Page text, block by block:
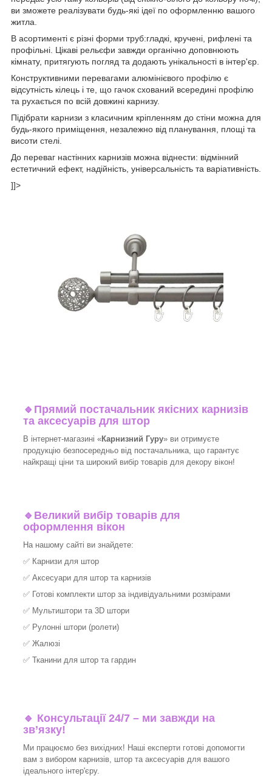
ви зможете реалізувати будь-які ідеї по оформленню вашого
житла.
В асортименті є різні форми труб:гладкі, кручені, рифлені та
профільні. Цікаві рельєфи завжди органічно доповнюють
кімнату, притягують погляд та додають унікальності в інтер'єр.
Конструктивними перевагами алюмінієвого профілю є
відсутність кілець і те, що гачок схований всередині профілю
та рухається по всій довжині карнизу.
Підібрати карнизи з класичним кріпленням до стіни можна для
будь-якого приміщення, незалежно від планування, площі та
висоти стелі.
До переваг настінних карнизів можна віднести: відмінний
естетичний ефект, надійність, універсальність та варіативність.
]]>
🔹 Прямий постачальник якісних карнизів
та аксесуарів для штор
В інтернет-магазині «Карнизний Гуру» ви отримуєте
продукцію безпосередньо від постачальника, що гарантує
найкращі ціни та широкий вибір товарів для декору вікон!​
🔹 Великий вибір товарів для
оформлення вікон
На нашому сайті ви знайдете:
✅ Карнизи для штор
✅ Аксесуари для штор та карнизів
✅ Готові комплекти штор за індивідуальними розмірами
✅ Мультиштори та 3D штори
✅ Рулонні штори (ролети)
✅ Жалюзі
✅ Тканини для штор та гардин
🔹 Консультації 24/7 – ми завжди на
зв’язку!
Ми працюємо без вихідних! Наші експерти готові допомогти
вам з вибором карнизів, штор та аксесуарів для вашого
ідеального інтер'єру.​